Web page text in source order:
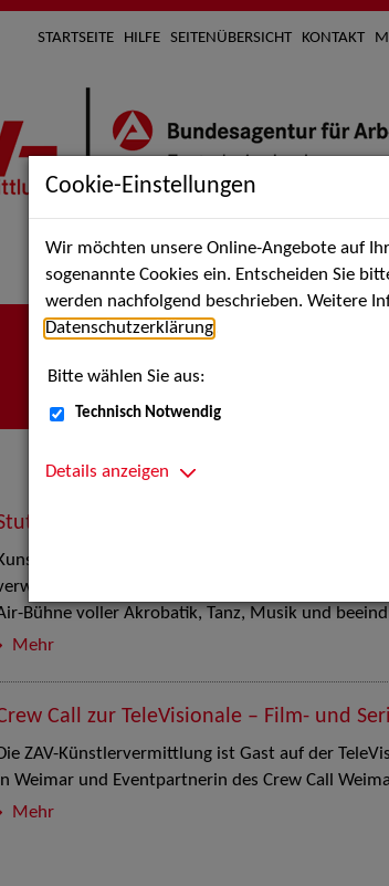
STARTSEITE HILFE SEITENÜBERSICHT KONTAKT
Suche nach Künstler*innen
Street Art
Live-Acts und Aktionen für Kinder und
den Schlossplatz am 18. Juli 2026
Bühne voller Akrobatik, Tanz, Musik und
Mehr
Call zur TeleVisionale – Film- und
ZAV-Künstlervermittlung ist Gast auf der
Weimar und Eventpartnerin des Crew Call
Mehr
Cookie-Einstellungen
Wir möchten unsere Online-Angebote auf
sogenannte Cookies ein. Entscheiden Sie
werden nachfolgend beschrieben. Weitere
Datenschutzerklärung
Bitte wählen Sie aus:
Technisch Notwendig
Details anzeigen